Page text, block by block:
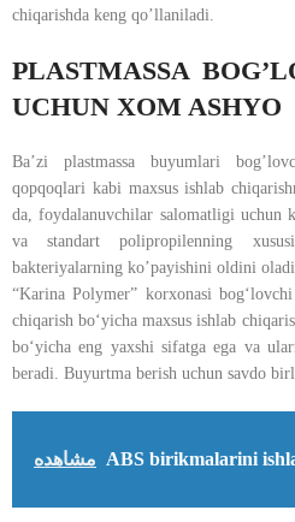
chiqarishda keng qo’llaniladi.
PLASTMASSA
UCHUN XOM ASHYO
Ba’zi plastmassa buyumlari
qopqoqlari kabi maxsus ishlab
da, foydalanuvchilar salomatligi uchun
va standart polipropilenning
bakteriyalarning ko’payishini oldini
“Karina Polymer” korxonasi
chiqarish boʻyicha maxsus ishlab
boʻyicha eng yaxshi sifatga ega va
beradi. Buyurtma berish uchun savdo
مشاهده ABS birikmalarini